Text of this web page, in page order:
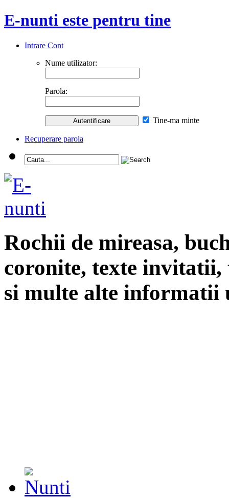
E-nunti este pentru tine
Intrare Cont
Nume utilizator:
Parola:
Tine-ma minte
Recuperare parola
Rochii de mireasa,
coronite, texte
si multe alte informatii